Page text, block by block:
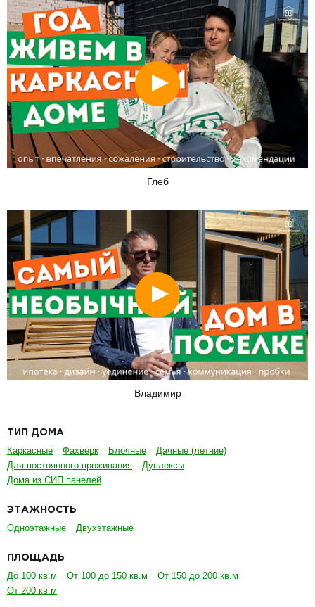
Смотреть
Глеб
Смотреть
Владимир
ТИП ДОМА
Каркасные Фахверк Блочные
Дачные (летние)
Для постоянного проживания
Дуплексы
Дома из СИП панелей
ЭТАЖНОСТЬ
Одноэтажные Двухэтажные
ПЛОЩАДЬ
До 100 кв.м От 100 до 150 кв.м
От 150 до 200 кв.м
От 200 кв.м